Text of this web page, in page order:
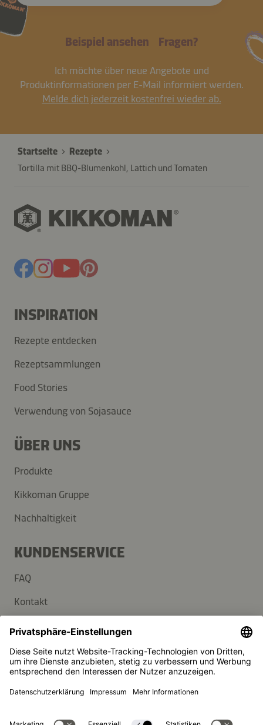
Beispiel ansehen Fragen?
Ich möchte über neue Angebote und
Produktinformationen per E-Mail informiert werden.
Melde dich jederzeit kostenfrei wieder ab.
Startseite
Rezepte
Tortilla mit BBQ-Blumenkohl, Lattich und Tomaten
INSPIRATION
Rezepte entdecken
Rezeptsammlungen
Food Stories
Verwendung von Sojasauce
ÜBER UNS
Produkte
Kikkoman Gruppe
Nachhaltigkeit
KUNDENSERVICE
FAQ
Kontakt
Newsletter
Presse
Kikkoman ist ein eingetragenes Warenzeichen der Kikkoman
© Kikkoman Trading Europe GmbH 2023 – 2026